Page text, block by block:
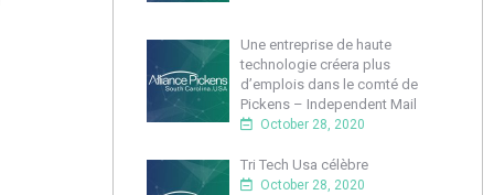
Une entreprise de haute
technologie créera plus
d’emplois dans le comté de
Pickens – Independent Mail
October 28, 2020
Tri Tech Usa célèbre
October 28, 2020